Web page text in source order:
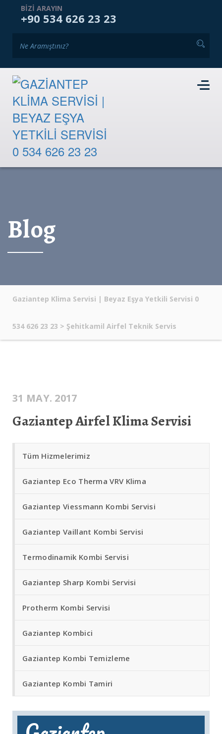
ANASAYFA
RANDEVU TALEBI
BIZI ARAYIN
+90 534 626 23 23
Blog
Gaziantep Klima Servisi | Beyaz Eşya Yetkili Servisi 0
534 626 23 23 > Şehitkamil Airfel Teknik Servis
31 MAY. 2017
Gaziantep Airfel Klima Servisi
Tüm Hizmelerimiz
Gaziantep Eco Therma VRV Klima
Gaziantep Viessmann Kombi Servisi
Gaziantep Vaillant Kombi Servisi
Termodinamik Kombi Servisi
Gaziantep Sharp Kombi Servisi
Protherm Kombi Servisi
Gaziantep Kombici
Gaziantep Kombi Temizleme
Gaziantep Kombi Tamiri